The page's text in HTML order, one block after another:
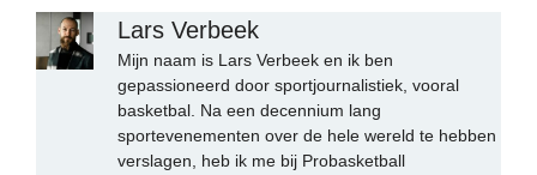
Lars Verbeek
Mijn naam is Lars Verbeek en ik ben
gepassioneerd door sportjournalistiek, vooral
basketbal. Na een decennium lang
sportevenementen over de hele wereld te hebben
verslagen, heb ik me bij Probasketball